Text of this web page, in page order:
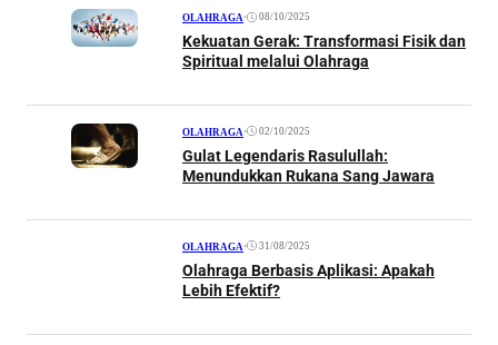
OLAHRAGA • 08/10/2025
Kekuatan Gerak: Transformasi Fisik dan
Spiritual melalui Olahraga
OLAHRAGA • 02/10/2025
Gulat Legendaris Rasulullah:
Menundukkan Rukana Sang Jawara
OLAHRAGA • 31/08/2025
Olahraga Berbasis Aplikasi: Apakah
Lebih Efektif?